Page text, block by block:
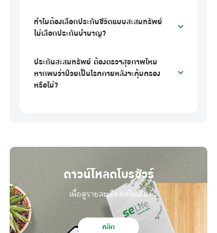
ทำไมต้องเลือกประกันชีวิตแบบสะสมทรัพย์
ไม่เลือกประกันบำนาญ?
ประกันสะสมทรัพย์ ต้องตรวจสุขภาพไหม
หากพบว่าป่วยเป็นโรคภายหลังจะคุ้มครอง
หรือไม่?
ดาวน์โหลดโบรชัวร์
เพื่อดูรายละเอียดเพิ่มเติม
คลิก